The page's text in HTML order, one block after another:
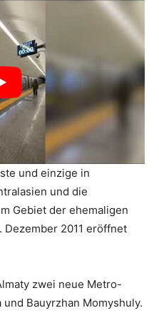
und einzige in
und die
Gebiet der ehemaligen
Dezember 2011 eröffnet
zwei neue Metro-
Bauyrzhan Momyshuly.